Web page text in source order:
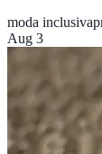
moda inclusiva
Aug 3